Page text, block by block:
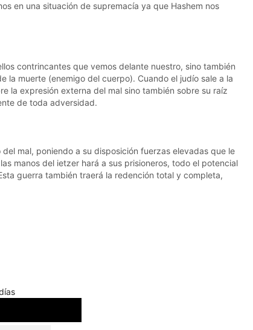
en una situación de supremacía ya que Hashem nos
contrincantes que vemos delante nuestro, sino también
la muerte (enemigo del cuerpo). Cuando el judío sale a la
la expresión externa del mal sino también sobre su raíz
de toda adversidad.
mal, poniendo a su disposición fuerzas elevadas que le
manos del ietzer hará a sus prisioneros, todo el potencial
guerra también traerá la redención total y completa,